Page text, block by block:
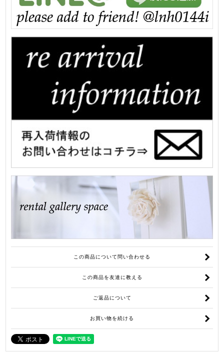
この商品について問い合わせる
この商品を友達に教える
ご返品について
お買い物を続ける